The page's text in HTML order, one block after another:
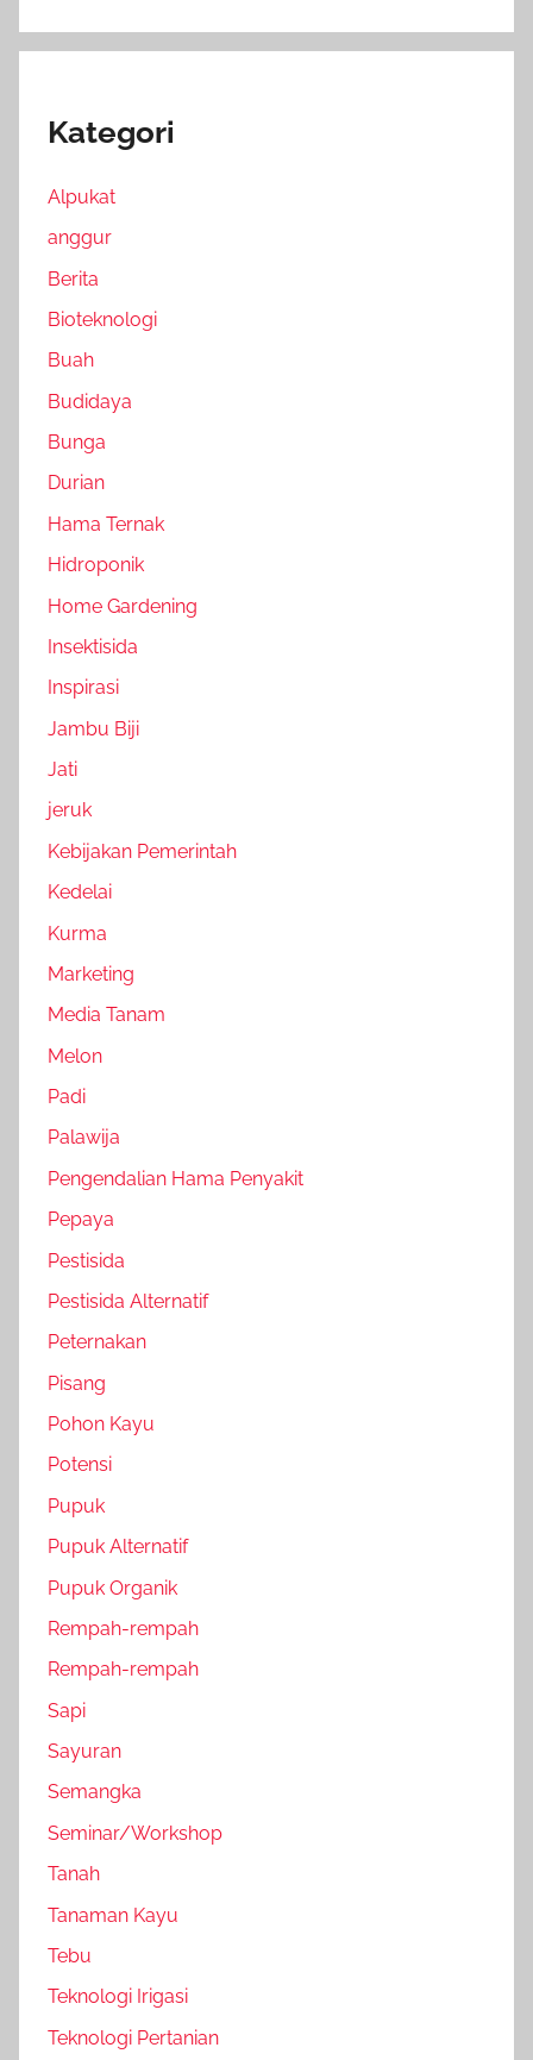
Kategori
Alpukat
anggur
Berita
Bioteknologi
Buah
Budidaya
Bunga
Durian
Hama Ternak
Hidroponik
Home Gardening
Insektisida
Inspirasi
Jambu Biji
Jati
jeruk
Kebijakan Pemerintah
Kedelai
Kurma
Marketing
Media Tanam
Melon
Padi
Palawija
Pengendalian Hama Penyakit
Pepaya
Pestisida
Pestisida Alternatif
Peternakan
Pisang
Pohon Kayu
Potensi
Pupuk
Pupuk Alternatif
Pupuk Organik
Rempah-rempah
Rempah-rempah
Sapi
Sayuran
Semangka
Seminar/Workshop
Tanah
Tanaman Kayu
Tebu
Teknologi Irigasi
Teknologi Pertanian